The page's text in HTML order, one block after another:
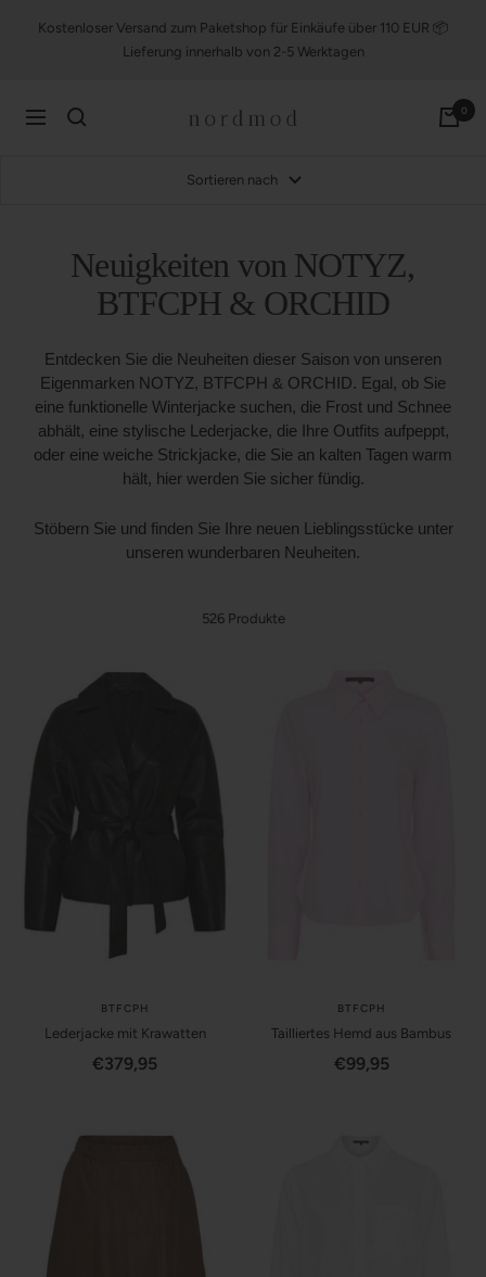
Kostenloser Versand zum Paketshop für Einkäufe über 110 EUR 📦
Lieferung innerhalb von 2-5 Werktagen
Navigation nordmod 0
Sortieren nach
Neuigkeiten von NOTYZ,
BTFCPH & ORCHID
Entdecken Sie die Neuheiten dieser Saison von unseren
Eigenmarken NOTYZ, BTFCPH & ORCHID. Egal, ob Sie
eine funktionelle Winterjacke suchen, die Frost und Schnee
abhält, eine stylische Lederjacke, die Ihre Outfits aufpeppt,
oder eine weiche Strickjacke, die Sie an kalten Tagen warm
hält, hier werden Sie sicher fündig.
Stöbern Sie und finden Sie Ihre neuen Lieblingsstücke unter
unseren wunderbaren Neuheiten.
526 Produkte
BTFCPH
Lederjacke mit Krawatten
Angebotspreis
€379,95
BTFCPH
Tailliertes Hemd aus Bambus
Angebotspreis
€99,95